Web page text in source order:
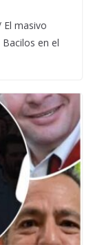
masivo
en el